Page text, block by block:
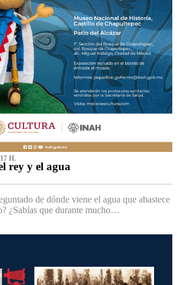
H.
rey y el agua
de dónde viene el agua que abastece
¿Sabías que durante mucho…